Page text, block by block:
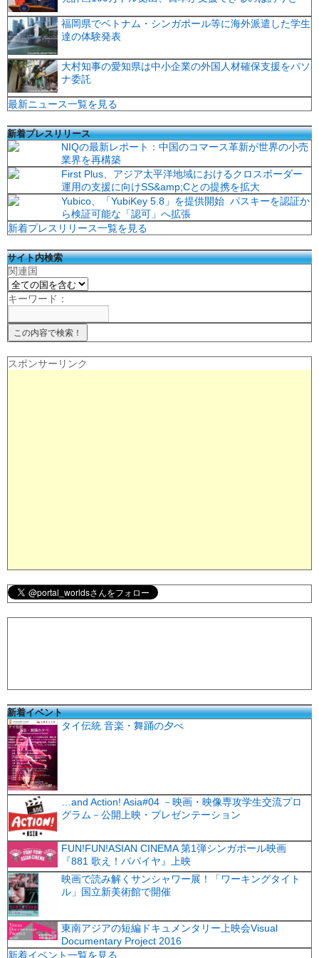
福岡県でベトナム・シンガポール等に海外派遣した学生
達の体験発表
大村知事の愛知県は中小企業の外国人材確保支援をパソ
ナ委託
最新ニュース一覧を見る
新着プレスリリース
NIQの最新レポート：中国のコマース革新が世界の小売
業界を再構築
First Plus、アジア太平洋地域におけるクロスボーダー
運用の支援に向けSS&amp;Cとの提携を拡大
Yubico、「YubiKey 5.8」を提供開始 パスキーを認証か
ら検証可能な「認可」へ拡張
新着プレスリリース一覧を見る
サイト内検索
関連国
キーワード：
スポンサーリンク
新着イベント
タイ伝統 音楽・舞踊の夕べ
…and Action! Asia#04 －映画・映像専攻学生交流プロ
グラム－公開上映・プレゼンテーション
FUN!FUN!ASIAN CINEMA 第1弾シンガポール映画
『881 歌え！パパイヤ』上映
映画で読み解くサンシャワー展！「ワーキングタイト
ル」国立新美術館で開催
東南アジアの短編ドキュメンタリー上映会Visual
Documentary Project 2016
新着イベント一覧を見る